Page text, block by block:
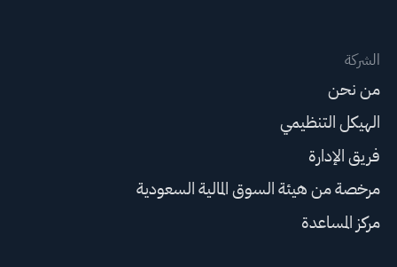
الشركة
من نحن
الهيكل التنظيمي
فريق الإدارة
مرخصة من هيئة السوق المالية السعودية
مركز المساعدة